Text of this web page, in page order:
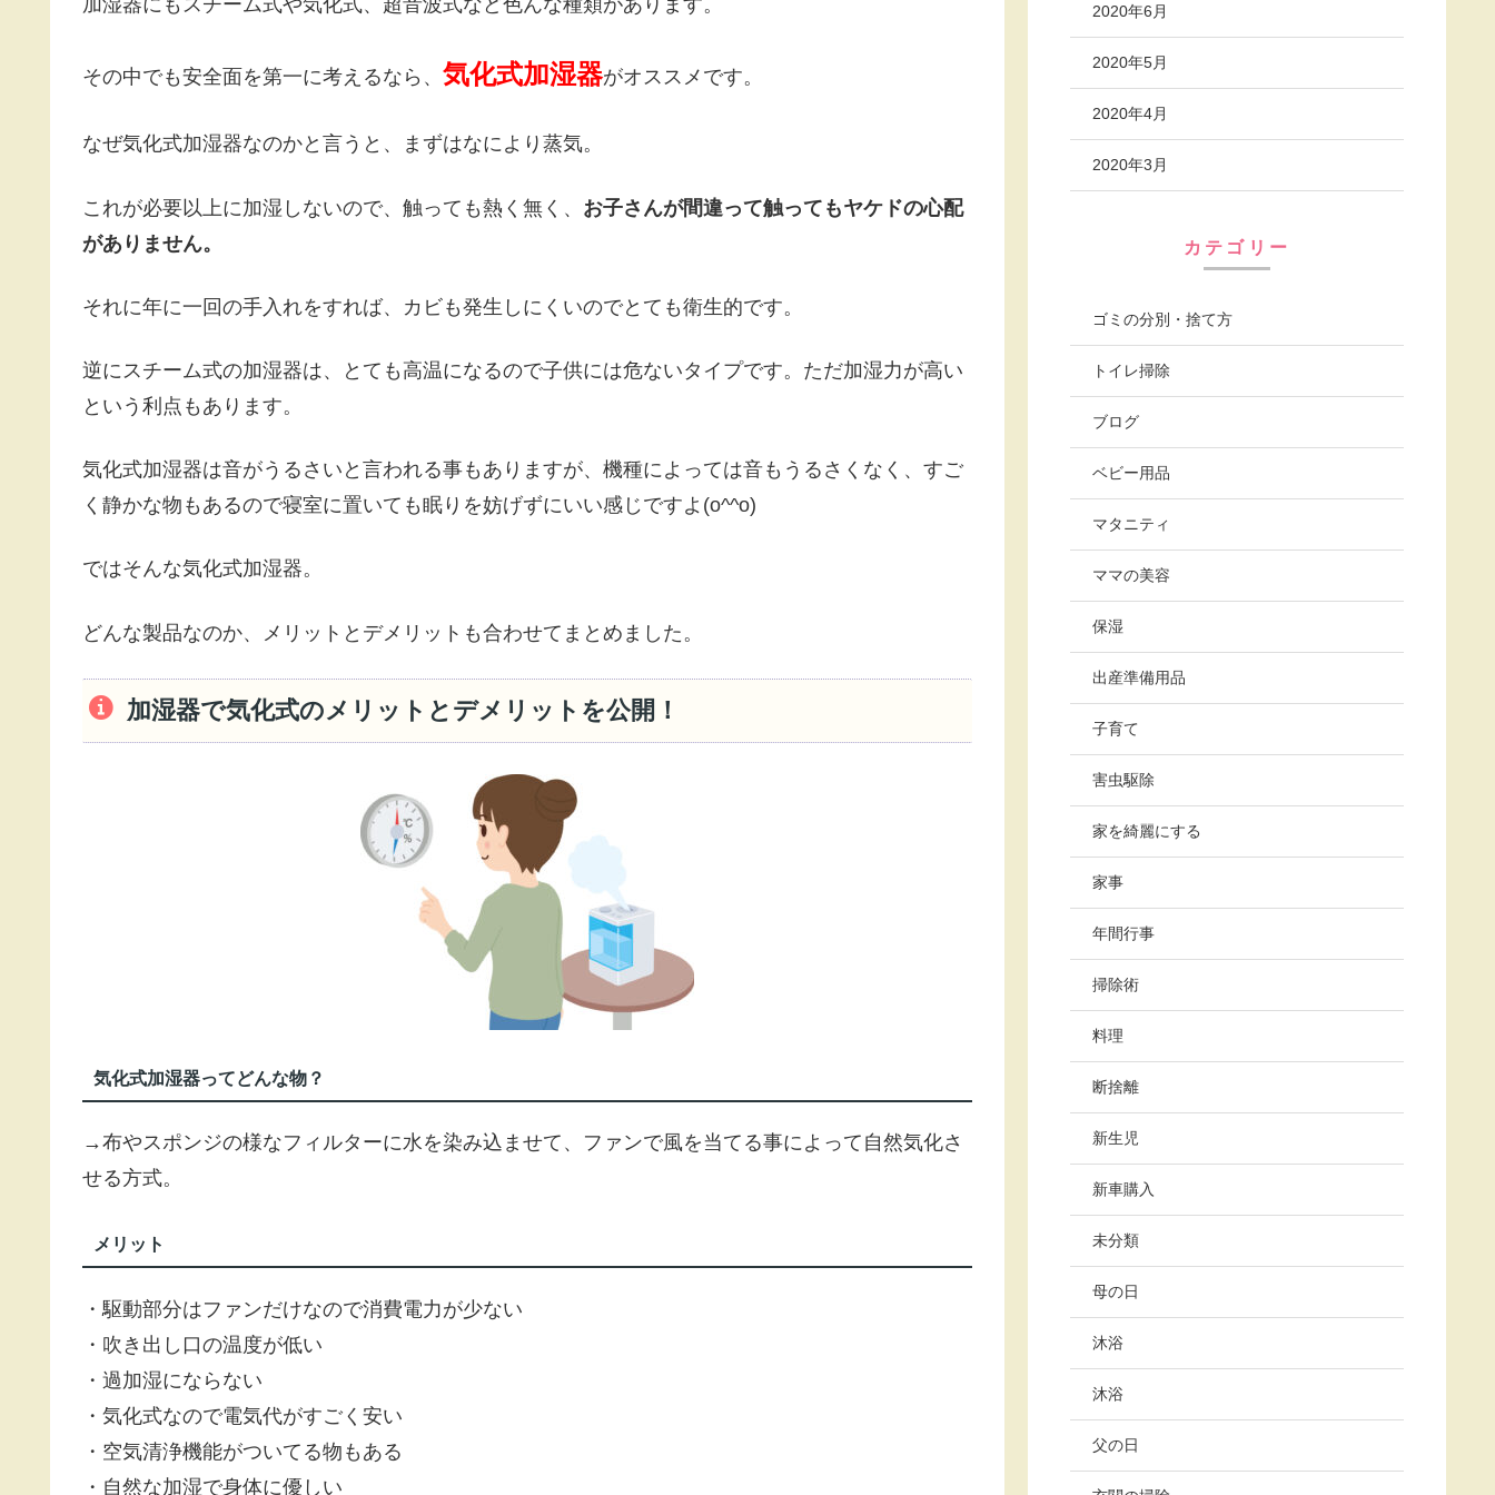
加湿器にもスチーム式や気化式、超音波式など色んな種類があります。
その中でも安全面を第一に考えるなら、 気化式加湿器がオススメです。
なぜ気化式加湿器なのかと言うと、まずはなにより蒸気。
これが必要以上に加湿しないので、触っても熱く無く、 お子さんが間違って触ってもヤケドの心配
がありません。
それに年に一回の手入れをすれば、カビも発生しにくいのでとても衛生的です。
逆にスチーム式の加湿器は、とても高温になるので子供には危ないタイプです。ただ加湿力が高い
という利点もあります。
気化式加湿器は音がうるさいと言われる事もありますが、機種によっては音もうるさくなく、すご
く静かな物もあるので寝室に置いても眠りを妨げずにいい感じですよ(o^^o)
ではそんな気化式加湿器。
どんな製品なのか、メリットとデメリットも合わせてまとめました。
加湿器で気化式のメリットとデメリットを公開！
気化式加湿器ってどんな物？
→布やスポンジの様なフィルターに水を染み込ませて、ファンで風を当てる事によって自然気化さ
せる方式。
メリット
・駆動部分はファンだけなので消費電力が少ない
・吹き出し口の温度が低い
・過加湿にならない
・気化式なので電気代がすごく安い
・空気清浄機能がついてる物もある
・自然な加湿で身体に優しい
2020年6月
2020年5月
2020年4月
2020年3月
カテゴリー
ゴミの分別・捨て方
トイレ掃除
ブログ
ベビー用品
マタニティ
ママの美容
保湿
出産準備用品
子育て
害虫駆除
家を綺麗にする
家事
年間行事
掃除術
料理
断捨離
新生児
新車購入
未分類
母の日
沐浴
沐浴
父の日